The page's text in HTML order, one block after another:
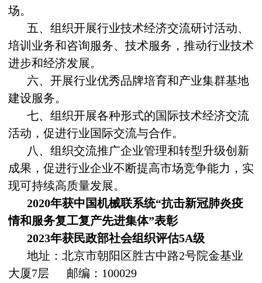
场。
五、组织开展行业技术经济交流研讨活动、
培训业务和咨询服务、技术服务，推动行业技术
进步和经济发展。
六、开展行业优秀品牌培育和产业集群基地
建设服务。
七、组织开展各种形式的国际技术经济交流
活动，促进行业国际交流与合作。
八、组织交流推广企业管理和转型升级创新
成果，促进行业企业不断提高市场竞争能力，实
现可持续高质量发展。
2020年获中国机械联系统“抗击新冠肺炎疫
情和服务复工复产先进集体”表彰
2023年获民政部社会组织评估5A级
地址：北京市朝阳区胜古中路2号院金基业
大厦7层 邮编：100029